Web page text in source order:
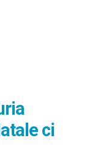
ci